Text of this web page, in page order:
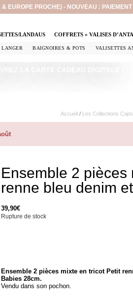
EUROPE PROCHE) - NOUVEAU :
LANDAUS COFFRETS « VALISES
BAIGNOIRES & POTS VALISETTES
Accueil / Les Collections
Ensemble 2 pièces
renne bleu denim
39,90€
Rupture de stock
Ensemble 2 pièces mixte en tricot Petit
Babies 28cm.
Vendu dans son pochon.